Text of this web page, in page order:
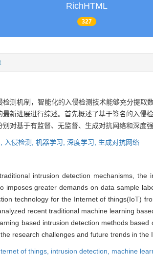
RichHTML
327
检测机制，智能化的入侵检测技术能够充分提
最新进展进行综述。首先概述了基于签名的入
别对基于有监督、无监督、生成对抗网络和深度
入侵检测, 机器学习, 深度学习, 生成对抗网络
intrusion detection mechanisms,
imposes greater demands on data sample
technology for the Internet of things(IoT)
recent traditional machine learning
based intrusion detection methods
research challenges and future trends in the
of things, intrusion detection, machine